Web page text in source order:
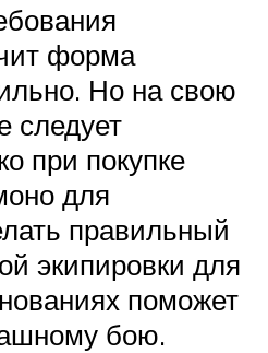
форма
Но на свою
следует
при покупке
для
правильный
экипировки для
поможет
бою.